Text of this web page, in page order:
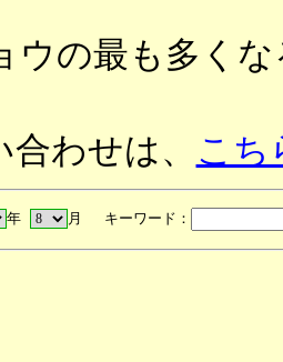
ウの最も多く
わせは、 こち
年 月 キーワード：